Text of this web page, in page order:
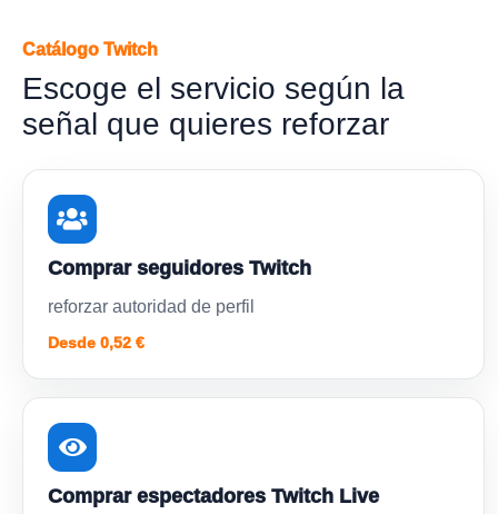
Catálogo Twitch
Escoge el servicio según la
señal que quieres reforzar
Comprar seguidores Twitch
reforzar autoridad de perfil
Desde 0,52 €
Comprar espectadores Twitch Live